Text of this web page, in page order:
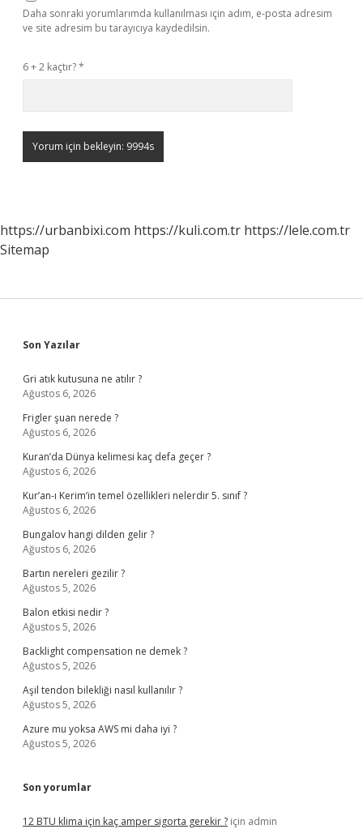
Daha sonraki yorumlarımda kullanılması için adım, e-posta adresim
ve site adresim bu tarayıcıya kaydedilsin.
6 + 2 kaçtır?*
https://urbanbixi.com https://kuli.com.tr https://lele.com.tr
Sitemap
Sidebar
Son Yazılar
Gri atık kutusuna ne atılır ?
Ağustos 6, 2026
Frigler şuan nerede ?
Ağustos 6, 2026
Kuran’da Dünya kelimesi kaç defa geçer ?
Ağustos 6, 2026
Kur’an-ı Kerim’in temel özellikleri nelerdir 5. sınıf ?
Ağustos 6, 2026
Bungalov hangi dilden gelir ?
Ağustos 6, 2026
Bartın nereleri gezilir ?
Ağustos 5, 2026
Balon etkisi nedir ?
Ağustos 5, 2026
Backlight compensation ne demek ?
Ağustos 5, 2026
Aşil tendon bilekliği nasıl kullanılır ?
Ağustos 5, 2026
Azure mu yoksa AWS mi daha iyi ?
Ağustos 5, 2026
Son yorumlar
12 BTU klima için kaç amper sigorta gerekir ? için admin